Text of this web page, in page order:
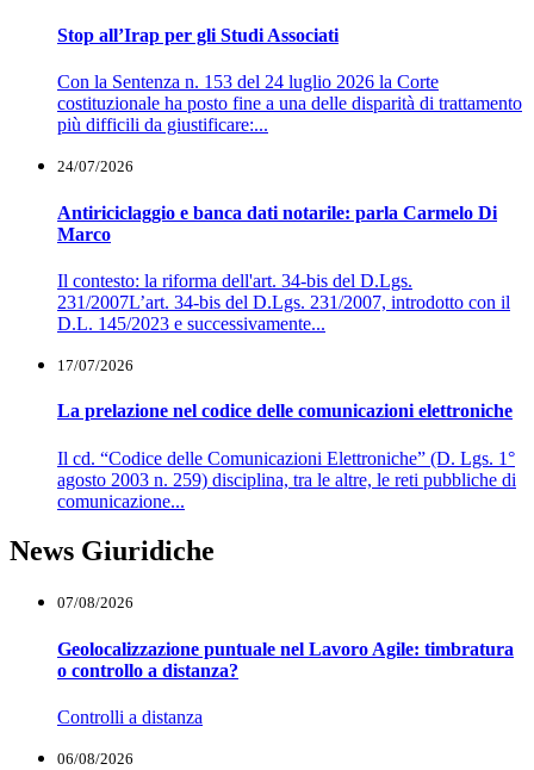
Stop all’Irap per gli Studi Associati
Con la Sentenza n. 153 del 24 luglio 2026 la Corte
costituzionale ha posto fine a una delle disparità di trattamento
più difficili da giustificare:...
24/07/2026
Antiriciclaggio e banca dati notarile: parla Carmelo Di
Marco
Il contesto: la riforma dell'art. 34-bis del D.Lgs.
231/2007L’art. 34-bis del D.Lgs. 231/2007, introdotto con il
D.L. 145/2023 e successivamente...
17/07/2026
La prelazione nel codice delle comunicazioni elettroniche
Il cd. “Codice delle Comunicazioni Elettroniche” (D. Lgs. 1°
agosto 2003 n. 259) disciplina, tra le altre, le reti pubbliche di
comunicazione...
News Giuridiche
07/08/2026
Geolocalizzazione puntuale nel Lavoro Agile: timbratura
o controllo a distanza?
Controlli a distanza
06/08/2026